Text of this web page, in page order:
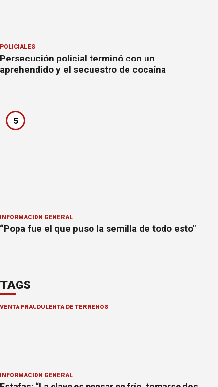
POLICIALES
Persecución policial terminó con un
aprehendido y el secuestro de cocaína
5
INFORMACION GENERAL
“Popa fue el que puso la semilla de todo esto"
TAGS
VENTA FRAUDULENTA DE TERRENOS
INFORMACION GENERAL